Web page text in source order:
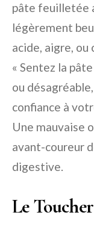
pâte feuilletée
légèrement
acide, aigre,
« Sentez la
ou
confiance à
Une mauvaise
avant-coureur
digestive.
Le